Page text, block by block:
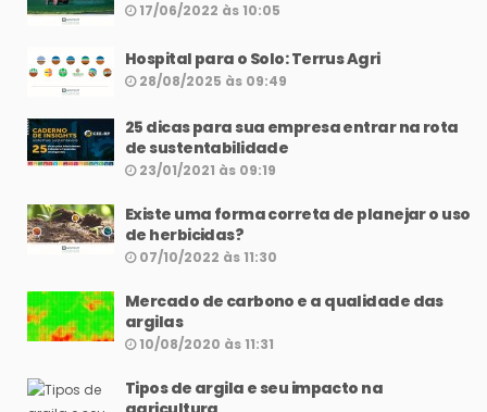
17/06/2022 às 10:05
Hospital para o Solo: Terrus Agri
28/08/2025 às 09:49
25 dicas para sua empresa entrar na rota
de sustentabilidade
23/01/2021 às 09:19
Existe uma forma correta de planejar o uso
de herbicidas?
07/10/2022 às 11:30
Mercado de carbono e a qualidade das
argilas
10/08/2020 às 11:31
Tipos de argila e seu impacto na